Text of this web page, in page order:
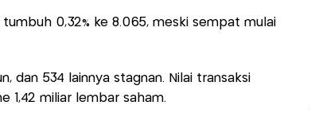
0,32% ke 8.065, meski sempat mulai
dan 534 lainnya stagnan. Nilai transaksi
1,42 miliar lembar saham.